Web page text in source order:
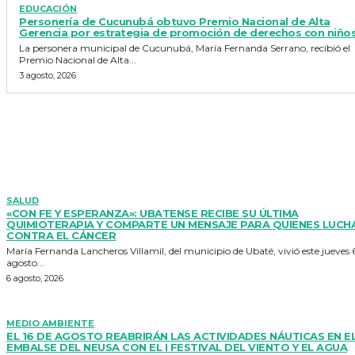
EDUCACIÓN
Personería de Cucunubá obtuvo Premio Nacional de Alta
Gerencia por estrategia de promoción de derechos con
La personera municipal de Cucunubá, María Fernanda Serrano, recibió el
Premio Nacional de Alta...
3 agosto, 2026
SALUD
«CON FE Y ESPERANZA»: UBATENSE RECIBE SU ÚLTIMA
QUIMIOTERAPIA Y COMPARTE UN MENSAJE PARA QUIENES
CONTRA EL CÁNCER
María Fernanda Lancheros Villamil, del municipio de Ubaté, vivió este jueves
agosto...
6 agosto, 2026
MEDIO AMBIENTE
EL 16 DE AGOSTO REABRIRÁN LAS ACTIVIDADES NÁUTICAS EN
EMBALSE DEL NEUSA CON EL I FESTIVAL DEL VIENTO Y EL AGUA